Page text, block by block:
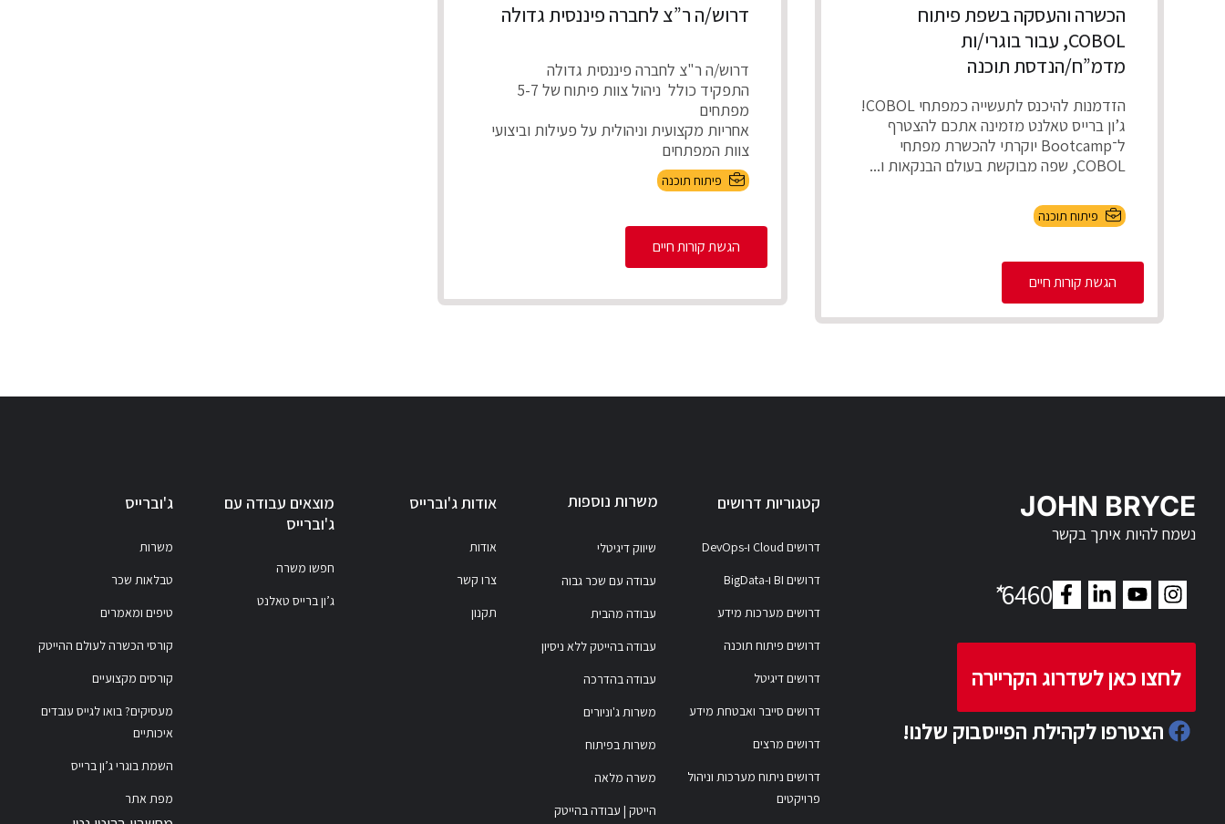
הכשרה והעסקה בשפת פיתוח
COBOL, עבור בוגרי/ות
מדמ”ח/הנדסת תוכנה
הזדמנות להיכנס לתעשייה כמפתחי COBOL!
ג’ון ברייס טאלנט מזמינה אתכם להצטרף
ל־Bootcamp יוקרתי להכשרת מפתחי
COBOL, שפה מבוקשת בעולם הבנקאות ו...
פיתוח תוכנה
הגשת קורות חיים
דרוש/ה ר”צ לחברה פיננסית גדולה
דרוש/ה ר"צ לחברה פיננסית גדולה
התפקיד כולל ניהול צוות פיתוח של 5-7
מפתחים
אחריות מקצועית וניהולית על פעילות וביצועי
צוות המפתחים
חניכה, ...פיתוח תוכנה
הגשת קורות חיים
JOHN BRYCE
נשמח להיות איתך בקשר
6460
*
לחצו כאן לשדרוג הקריירה
הצטרפו לקהילת הפייסבוק שלנו!
קטגוריות דרושים
דרושים Cloud ו-DevOps
דרושים BI ו-BigData
דרושים מערכות מידע
דרושים פיתוח תוכנה
דרושים דיגיטל
דרושים סייבר ואבטחת מידע
דרושים מרצים
דרושים ניתוח מערכות וניהול
פרויקטים
משרות נוספות
שיווק דיגיטלי
עבודה עם שכר גבוה
עבודה מהבית
עבודה בהייטק ללא ניסיון
עבודה בהדרכה
משרות ג'וניורים
משרות בפיתוח
משרה מלאה
הייטק | עבודה בהייטק
אודות ג'וברייס
אודות
צרו קשר
תקנון
מוצאים עבודה עם
ג'וברייס
חפשו משרה
ג’ון ברייס טאלנט
ג'וברייס
משרות
טבלאות שכר
טיפים ומאמרים
קורסי הכשרה לעולם ההייטק
קורסים מקצועיים
מעסיקים? בואו לגייס עובדים
איכותיים
השמת בוגרי ג’ון ברייס
מפת אתר